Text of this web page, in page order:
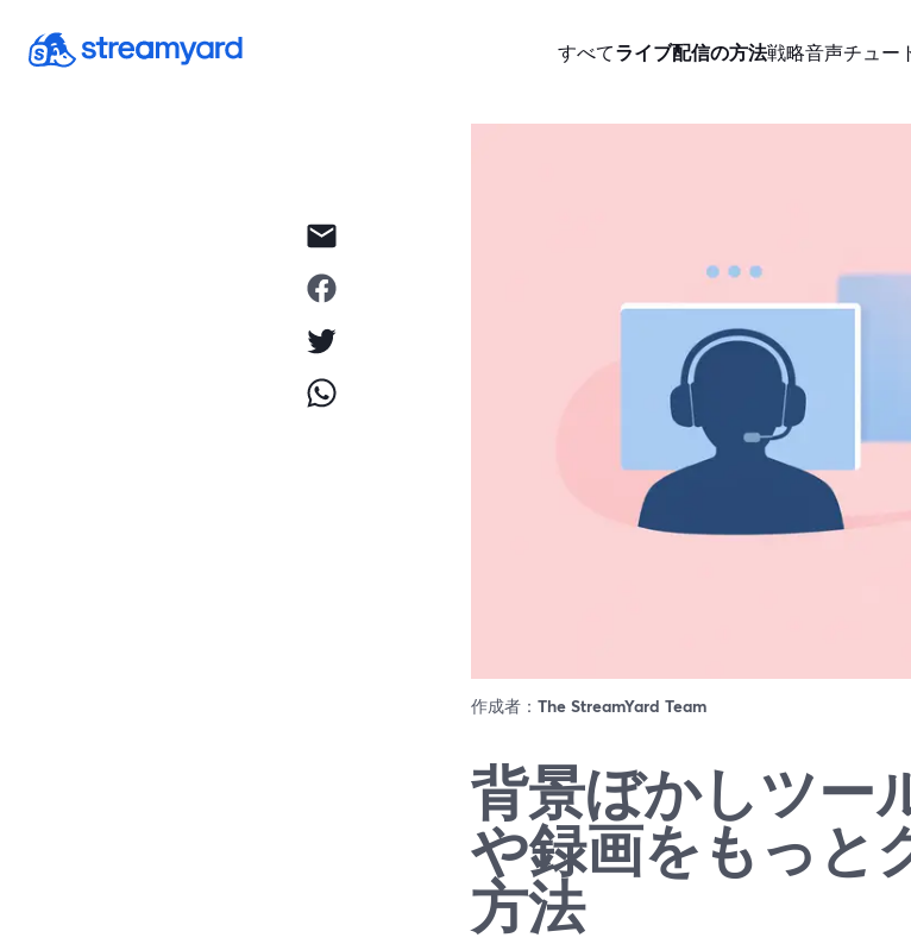
すべてライブ配信の方法戦略音声チュー
作成者： The StreamYard Team
背景ぼかしツー
や録画をもっと
方法